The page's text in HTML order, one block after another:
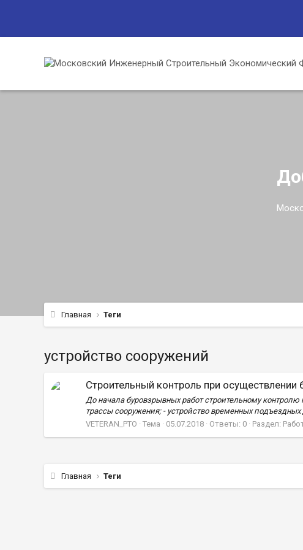
Главная Теги
устройство сооружений
Строительный контроль при
До начала буровзрывных работ строительному
трассы сооружения; - устройство временных
VETERAN_PTO
Тема 05.07.2018 Ответы: 0 Раздел:
Главная Теги